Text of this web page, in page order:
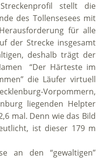
stellt die
des Tollensesees mit
für alle
der Strecke insgesamt
deshalb trägt der
“Der Härteste im
die Läufer virtuell
Vorpommern,
liegenden Helpter
mal. Denn wie das Bild
ist dieser 179 m
an den “gewaltigen”